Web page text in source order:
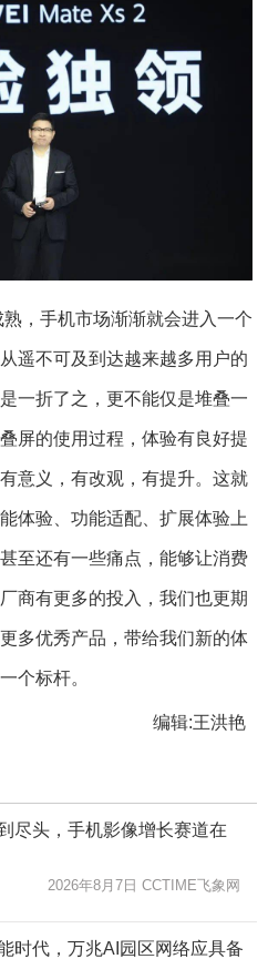
，手机市场渐渐就会进入一个
遥不可及到达越来越多用户的
一折了之，更不能仅是堆叠一
屏的使用过程，体验有良好提
意义，有改观，有提升。这就
体验、功能适配、扩展体验上
至还有一些痛点，能够让消费
商有更多的投入，我们也更期
多优秀产品，带给我们新的体
个标杆。
编辑:王洪艳
尽头，手机影像增长赛道在
2026年8月7日 CCTIME飞象网
时代，万兆AI园区网络应具备